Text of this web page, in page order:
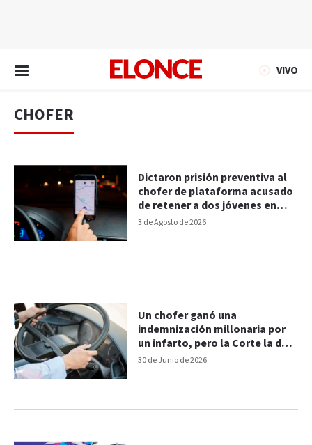
VIVO
CHOFER
3 de Agosto de 2026
Dictaron prisión preventiva al
chofer de plataforma acusado
de retener a dos jóvenes en
Paraná
30 de Junio de 2026
Un chofer ganó una
indemnización millonaria por
un infarto, pero la Corte la dejó
sin efecto